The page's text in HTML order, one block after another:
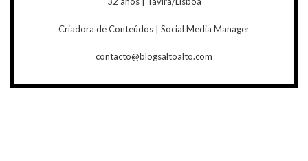
Criadora de Conteúdos | Social Media Manager
contacto@blogsaltoalto.com